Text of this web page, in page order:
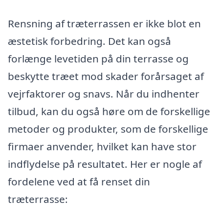
Rensning af træterrassen er ikke blot en
æstetisk forbedring. Det kan også
forlænge levetiden på din terrasse og
beskytte træet mod skader forårsaget af
vejrfaktorer og snavs. Når du indhenter
tilbud, kan du også høre om de forskellige
metoder og produkter, som de forskellige
firmaer anvender, hvilket kan have stor
indflydelse på resultatet. Her er nogle af
fordelene ved at få renset din
træterrasse: